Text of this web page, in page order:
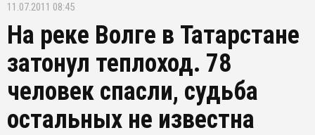
11.07.2011 08:45
На реке Волге в Татарстане
затонул теплоход. 78
человек спасли, судьба
остальных не известна